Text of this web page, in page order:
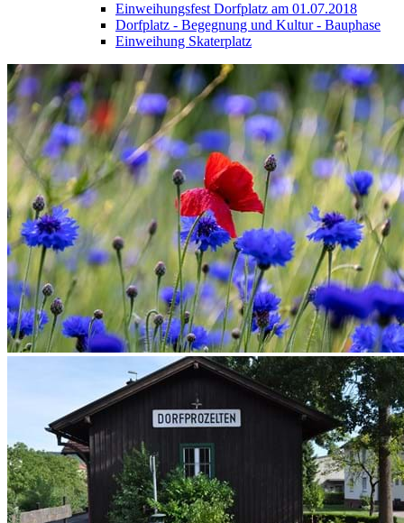
Einweihungsfest Dorfplatz am 01.07.2018
Dorfplatz - Begegnung und Kultur - Bauphase
Einweihung Skaterplatz